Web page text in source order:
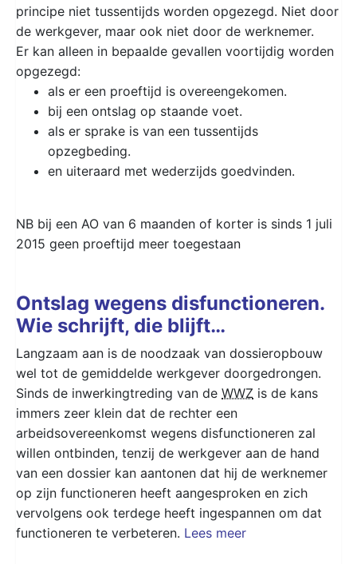
principe niet tussentijds worden opgezegd. Niet door
de werkgever, maar ook niet door de werknemer.
Er kan alleen in bepaalde gevallen voortijdig worden
opgezegd:
als er een proeftijd is overeengekomen.
bij een ontslag op staande voet.
als er sprake is van een tussentijds
opzegbeding.
en uiteraard met wederzijds goedvinden.
NB bij een AO van 6 maanden of korter is sinds 1 juli
2015 geen proeftijd meer toegestaan
Ontslag wegens disfunctioneren.
Wie schrijft, die blijft…
Langzaam aan is de noodzaak van dossieropbouw
wel tot de gemiddelde werkgever doorgedrongen.
Sinds de inwerkingtreding van de WWZ is de kans
immers zeer klein dat de rechter een
arbeidsovereenkomst wegens disfunctioneren zal
willen ontbinden, tenzij de werkgever aan de hand
van een dossier kan aantonen dat hij de werknemer
op zijn functioneren heeft aangesproken en zich
vervolgens ook terdege heeft ingespannen om dat
functioneren te verbeteren. Lees meer